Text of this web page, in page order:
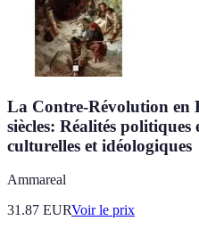
La Contre-Révolution
siècles: Réalités politiques
culturelles et idéologiques
Ammareal
31.87 EURVoir le prix